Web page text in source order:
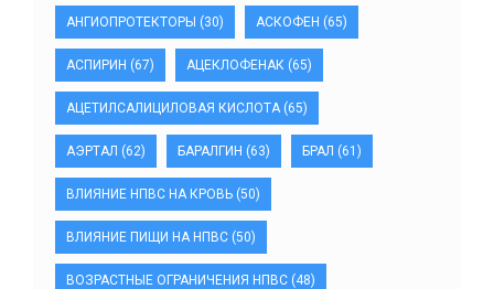
АНГИОПРОТЕКТОРЫ (30) АСКОФЕН (65)
АСПИРИН (67) АЦЕКЛОФЕНАК (65)
АЦЕТИЛСАЛИЦИЛОВАЯ КИСЛОТА(65)
АЭРТАЛ (62) БАРАЛГИН (63) БРАЛ (61)
ВЛИЯНИЕ НПВС НА КРОВЬ (50)
ВЛИЯНИЕ ПИЩИ НА НПВС (50)
ВОЗРАСТНЫЕ ОГРАНИЧЕНИЯ НПВС (48)